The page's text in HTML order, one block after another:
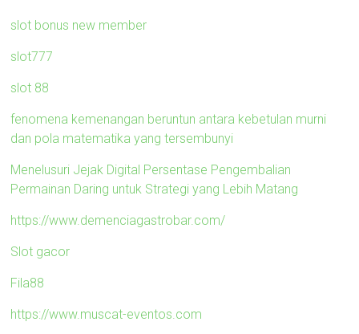
slot bonus new member
slot777
slot 88
fenomena kemenangan beruntun antara kebetulan murni
dan pola matematika yang tersembunyi
Menelusuri Jejak Digital Persentase Pengembalian
Permainan Daring untuk Strategi yang Lebih Matang
https://www.demenciagastrobar.com/
Slot gacor
Fila88
https://www.muscat-eventos.com